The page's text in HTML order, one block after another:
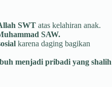
SWT atas kelahiran anak.
SAW.
karena daging bagikan
menjadi pribadi yang shalih